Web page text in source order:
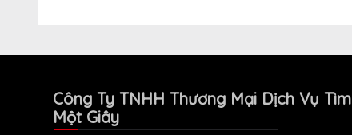
Công Ty TNHH Thương Mại Dịch Vụ Tìm
Một Giây